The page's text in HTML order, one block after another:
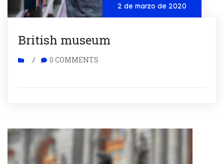
2 de marzo de 2020
British museum
/ 0 COMMENTS